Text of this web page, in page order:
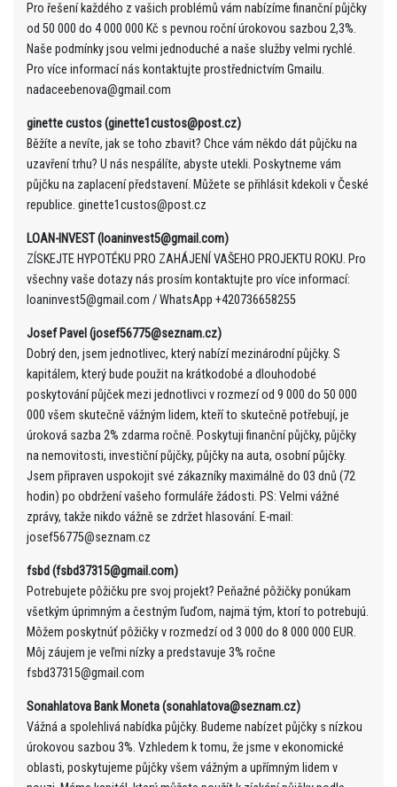
Pro řešení každého z vašich problémů vám nabízíme finanční půjčky
od 50 000 do 4 000 000 Kč s pevnou roční úrokovou sazbou 2,3%.
Naše podmínky jsou velmi jednoduché a naše služby velmi rychlé.
Pro více informací nás kontaktujte prostřednictvím Gmailu.
nadaceebenova@gmail.com
ginette custos (ginette1custos@post.cz)
Běžíte a nevíte, jak se toho zbavit? Chce vám někdo dát půjčku na
uzavření trhu? U nás nespálíte, abyste utekli. Poskytneme vám
půjčku na zaplacení představení. Můžete se přihlásit kdekoli v České
republice. ginette1custos@post.cz
LOAN-INVEST (loaninvest5@gmail.com)
ZÍSKEJTE HYPOTÉKU PRO ZAHÁJENÍ VAŠEHO PROJEKTU ROKU. Pro
všechny vaše dotazy nás prosím kontaktujte pro více informací:
loaninvest5@gmail.com / WhatsApp +420736658255
Josef Pavel (josef56775@seznam.cz)
Dobrý den, jsem jednotlivec, který nabízí mezinárodní půjčky. S
kapitálem, který bude použit na krátkodobé a dlouhodobé
poskytování půjček mezi jednotlivci v rozmezí od 9 000 do 50 000
000 všem skutečně vážným lidem, kteří to skutečně potřebují, je
úroková sazba 2% zdarma ročně. Poskytuji finanční půjčky, půjčky
na nemovitosti, investiční půjčky, půjčky na auta, osobní půjčky.
Jsem připraven uspokojit své zákazníky maximálně do 03 dnů (72
hodin) po obdržení vašeho formuláře žádosti. PS: Velmi vážné
zprávy, takže nikdo vážně se zdržet hlasování. E-mail:
josef56775@seznam.cz
fsbd (fsbd37315@gmail.com)
Potrebujete pôžičku pre svoj projekt? Peňažné pôžičky ponúkam
všetkým úprimným a čestným ľuďom, najmä tým, ktorí to potrebujú.
Môžem poskytnúť pôžičky v rozmedzí od 3 000 do 8 000 000 EUR.
Môj záujem je veľmi nízky a predstavuje 3% ročne
fsbd37315@gmail.com
Sonahlatova Bank Moneta (sonahlatova@seznam.cz)
Vážná a spolehlivá nabídka půjčky. Budeme nabízet půjčky s nízkou
úrokovou sazbou 3%. Vzhledem k tomu, že jsme v ekonomické
oblasti, poskytujeme půjčky všem vážným a upřímným lidem v